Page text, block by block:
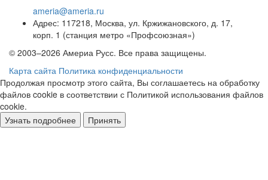
ameria@ameria.ru
Адрес: 117218, Москва, ул. Кржижановского, д. 17,
корп. 1 (станция метро «Профсоюзная»)
© 2003–2026 Америа Русс. Все права защищены.
Карта сайта Политика конфиденциальности
Продолжая просмотр этого сайта, Вы соглашаетесь на обработку
файлов cookie в соответствии с Политикой использования файлов
cookie.
Узнать подробнее
Принять